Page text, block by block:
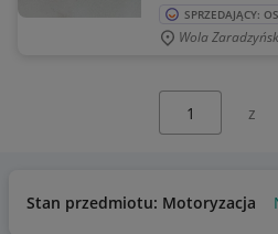
SPRZEDAJĄCY:
Wola
z
Stan przedmiotu: Motoryzacja